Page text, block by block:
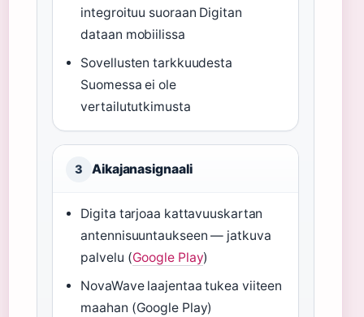
integroituu suoraan Digitan
dataan mobiilissa
Sovellusten tarkkuudesta
Suomessa ei ole
vertailututkimusta
3 Aikajanasignaali
Digita tarjoaa kattavuuskartan
antennisuuntaukseen — jatkuva
palvelu (Google Play)
NovaWave laajentaa tukea viiteen
maahan (Google Play)